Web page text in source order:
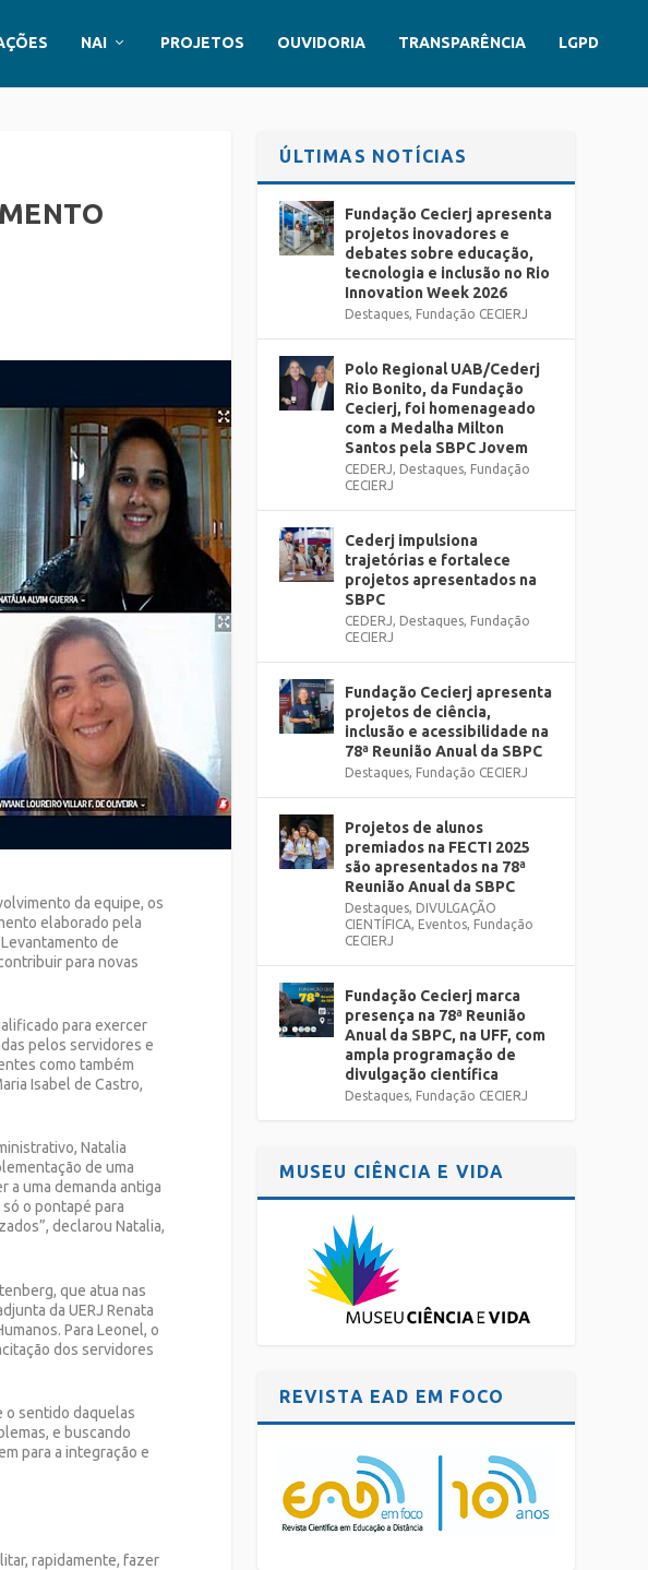
NAI PROJETOS OUVIDORIA TRANSPARÊNCIA LGPD
da equipe, os
elaborado pela
de
para novas
para exercer
pelos servidores e
como também
Isabel de Castro,
Natalia
de uma
a uma demanda antiga
o pontapé para
declarou Natalia,
que atua nas
da UERJ Renata
Para Leonel, o
dos servidores
o sentido daquelas
e buscando
para a integração e
rapidamente, fazer
ÚLTIMAS NOTÍCIAS
Fundação Cecierj apresenta
projetos inovadores e
debates sobre educação,
tecnologia e inclusão no Rio
Innovation Week 2026
Destaques, Fundação CECIERJ
Polo Regional UAB/Cederj
Rio Bonito, da Fundação
Cecierj, foi homenageado
com a Medalha Milton
Santos pela SBPC Jovem
CEDERJ, Destaques, Fundação
CECIERJ
Cederj impulsiona
trajetórias e fortalece
projetos apresentados na
SBPC
CEDERJ, Destaques, Fundação
CECIERJ
Fundação Cecierj apresenta
projetos de ciência,
inclusão e acessibilidade na
78ª Reunião Anual da SBPC
Destaques, Fundação CECIERJ
Projetos de alunos
premiados na FECTI 2025
são apresentados na 78ª
Reunião Anual da SBPC
Destaques, DIVULGAÇÃO
CIENTÍFICA, Eventos, Fundação
CECIERJ
Fundação Cecierj marca
presença na 78ª Reunião
Anual da SBPC, na UFF, com
ampla programação de
divulgação científica
Destaques, Fundação CECIERJ
MUSEU CIÊNCIA E VIDA
REVISTA EAD EM FOCO